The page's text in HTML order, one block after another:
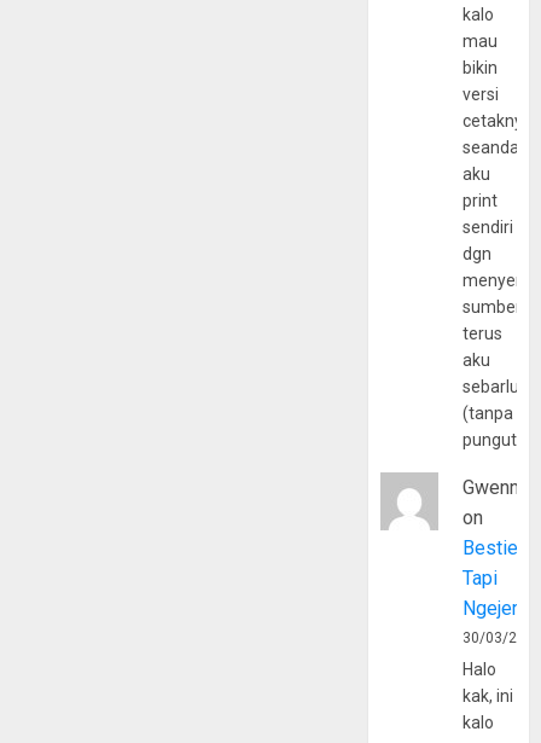
kalo
mau
bikin
versi
cetaknya
aku
print
sendiri
dgn
sumber
terus
aku
(tanpa
Gwenny
on
Bestie
Tapi
30/03/
Halo
kak, ini
kalo